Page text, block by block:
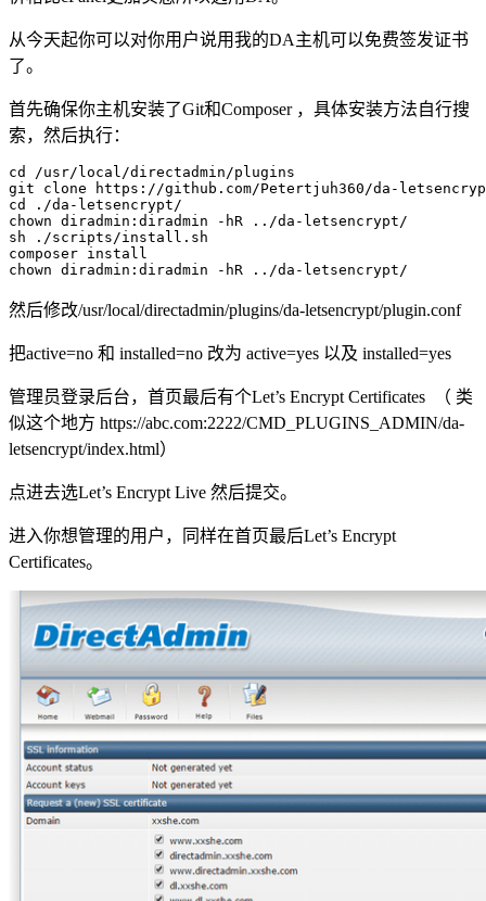
从今天起你可以对你用户说用我的DA主机可以免费签发证书
了。
首先确保你主机安装了Git和Composer ，具体安装方法自行搜
索，然后执行：
cd /usr/local/directadmin/plugins
git clone https://github.com/Petertjuh360/da-
cd ./da-letsencrypt/
chown diradmin:diradmin -hR ../da-letsencrypt/
sh ./scripts/install.sh
composer install
chown diradmin:diradmin -hR ../da-letsencrypt/
然后修改/usr/local/directadmin/plugins/da-letsencrypt/plugin.conf
把active=no 和 installed=no 改为 active=yes 以及 installed=yes
管理员登录后台，首页最后有个Let’s Encrypt Certificates （ 类
似这个地方 https://abc.com:2222/CMD_PLUGINS_ADMIN/da-
letsencrypt/index.html）
点进去选Let’s Encrypt Live 然后提交。
进入你想管理的用户，同样在首页最后Let’s Encrypt
Certificates。